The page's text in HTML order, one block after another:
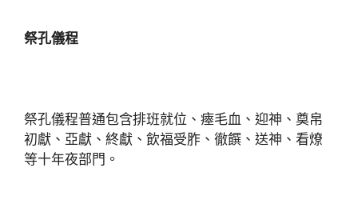
祭孔儀程
祭孔儀程普通包含排班就位、瘞毛血、迎神、奠帛
初獻、亞獻、終獻、飲福受胙、徹饌、送神、看燎
等十年夜部門。